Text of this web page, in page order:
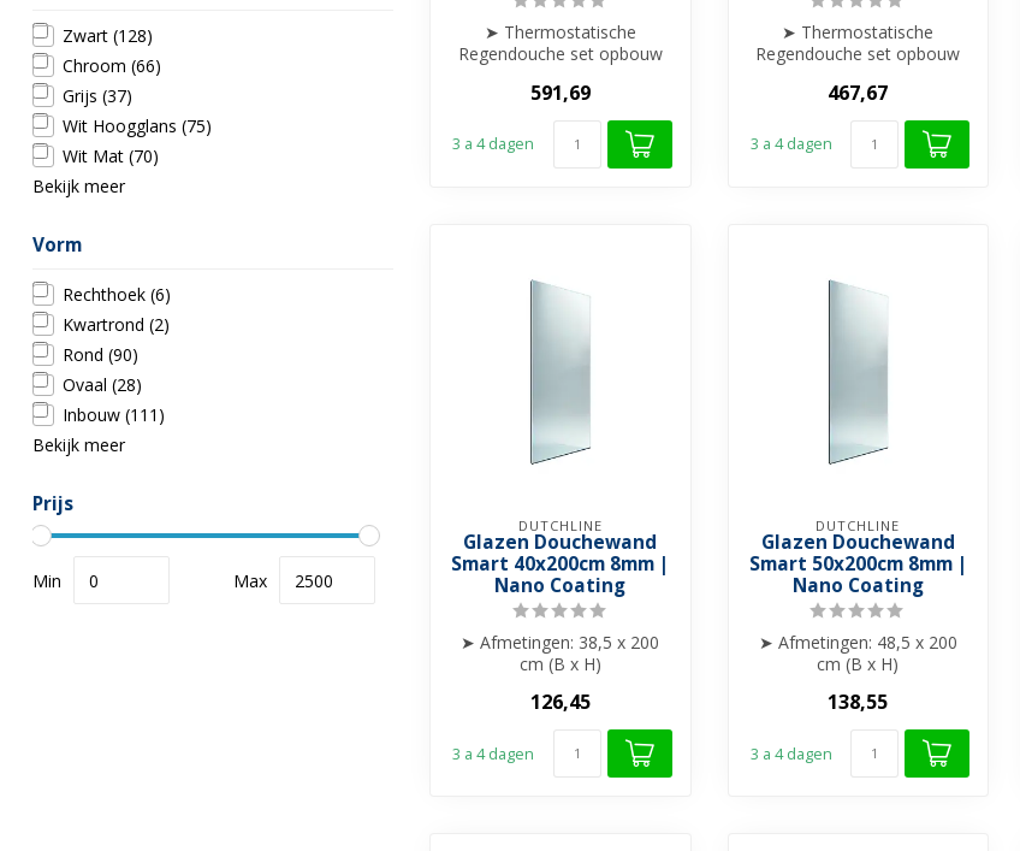
Zwart (128)
Chroom (66)
Grijs (37)
Wit Hoogglans (75)
Wit Mat (70)
Bekijk meer
Vorm
Rechthoek (6)
Kwartrond (2)
Rond (90)
Ovaal (28)
Inbouw (111)
Bekijk meer
Prijs
Min Max
➤ Thermostatische
Regendouche set opbouw
➤ Hoogte verstelba...
591,69
3 a 4 dagen
➤ Thermostatische
Regendouche set opbouw
➤ Hoogte verstelba...
467,67
3 a 4 dagen
DUTCHLINE
Glazen Douchewand
Smart 40x200cm 8mm |
Nano Coating
➤ Afmetingen: 38,5 x 200
cm (B x H)
glas
➤ Helder gla...
126,45
3 a 4 dagen
DUTCHLINE
Glazen Douchewand
Smart 50x200cm 8mm |
Nano Coating
➤ Afmetingen: 48,5 x 200
cm (B x H)
glas
➤ Helder gla...
138,55
3 a 4 dagen